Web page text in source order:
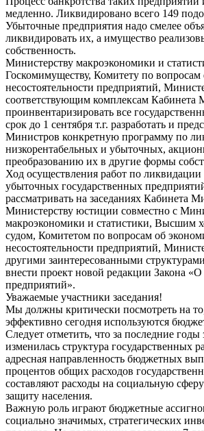
медленно. Ликвидировано всего 149
Убыточные предприятия надо смелее
ликвидировать их, а имущество
собственность.
Министерству макроэкономики и
Госкомимуществу, Комитету по вопросам
несостоятельности предприятий,
соответствующим комплексам Кабинета
проинвентаризировать все
срок до 1 сентября т.г. разработать и
Министров конкретную программу по
низкорентабельных и убыточных,
преобразованию их в другие формы
Ход осуществления работ по
убыточных государственных
рассматривать на заседаниях Кабинета
Министерству юстиции совместно с
макроэкономики и статистики, Высшим
судом, Комитетом по вопросам об
несостоятельности предприятий,
другими заинтересованными
внести проект новой редакции Закона «О
предприятий».
Уважаемые участники заседания!
Мы должны критически посмотреть на
эффективно сегодня используются
Следует отметить, что за последние годы
изменилась структура государственных
адресная направленность бюджетных
процентов общих расходов
составляют расходы на социальную
защиту населения.
Важную роль играют бюджетные
социально значимых, стратегических